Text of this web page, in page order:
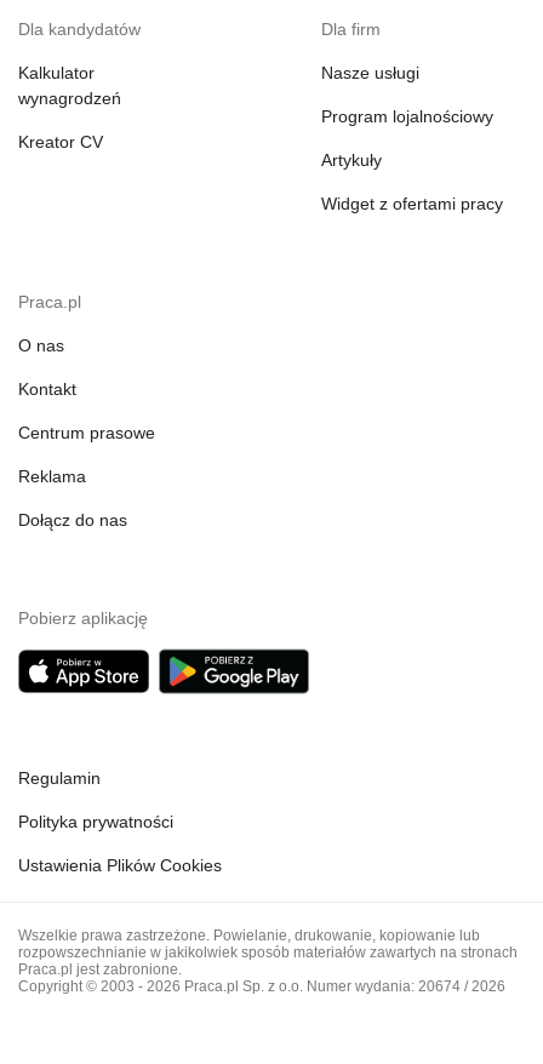
Dla kandydatów
Kalkulator
wynagrodzeń
Kreator CV
Dla firm
Nasze usługi
Program lojalnościowy
Artykuły
Widget z ofertami pracy
Praca.pl
O nas
Kontakt
Centrum prasowe
Reklama
Dołącz do nas
Pobierz aplikację
Regulamin
Polityka prywatności
Ustawienia Plików Cookies
Wszelkie prawa zastrzeżone. Powielanie, drukowanie, kopiowanie lub
rozpowszechnianie w jakikolwiek sposób materiałów zawartych na stronach
Praca.pl jest zabronione.
Copyright © 2003 - 2026 Praca.pl Sp. z o.o. Numer wydania: 20674 / 2026